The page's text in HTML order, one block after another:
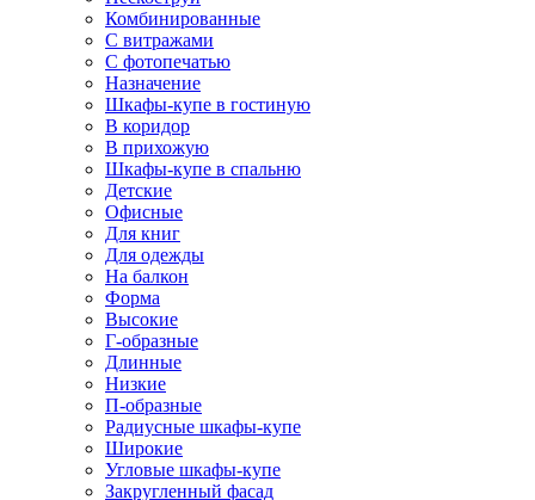
Комбинированные
С витражами
С фотопечатью
Назначение
Шкафы-купе в гостиную
В коридор
В прихожую
Шкафы-купе в спальню
Детские
Офисные
Для книг
Для одежды
На балкон
Форма
Высокие
Г-образные
Длинные
Низкие
П-образные
Радиусные шкафы-купе
Широкие
Угловые шкафы-купе
Закругленный фасад